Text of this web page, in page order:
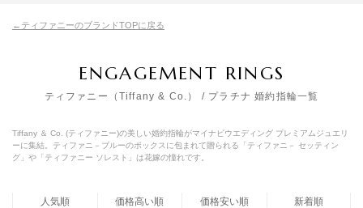
ティファニーのブランドTOPに戻る
ENGAGEMENT RINGS
ティファニー（Tiffany & Co.） / プラチナ 婚約指輪一覧
Tiffany ＆ Co. (ティファニー)の美しい婚約指輪がマイナビウエディング プレミアムジュエリ
ーに集結。ティファニ－ブルーのボックスに包まれて贈られる「ティファニ－ セッティン
グ」や「ティファニー ソレスト」は花嫁の憧れです。
人気順 価格高い順 価格安い順 新着順